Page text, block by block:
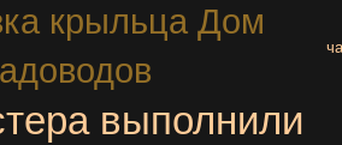
крыльца Дом
выполнили